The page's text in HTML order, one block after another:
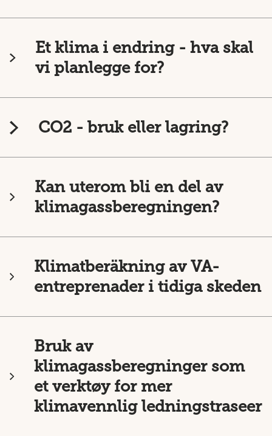
Et klima i endring - hva skal
vi planlegge for?
CO2 - bruk eller lagring?
Kan uterom bli en del av
klimagassberegningen?
Klimatberäkning av VA-
entreprenader i tidiga skeden
Bruk av
klimagassberegninger som
et verktøy for mer
klimavennlig ledningstraseer